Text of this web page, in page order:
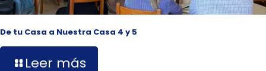
De tu Casa a Nuestra Casa 4 y 5
Leer más